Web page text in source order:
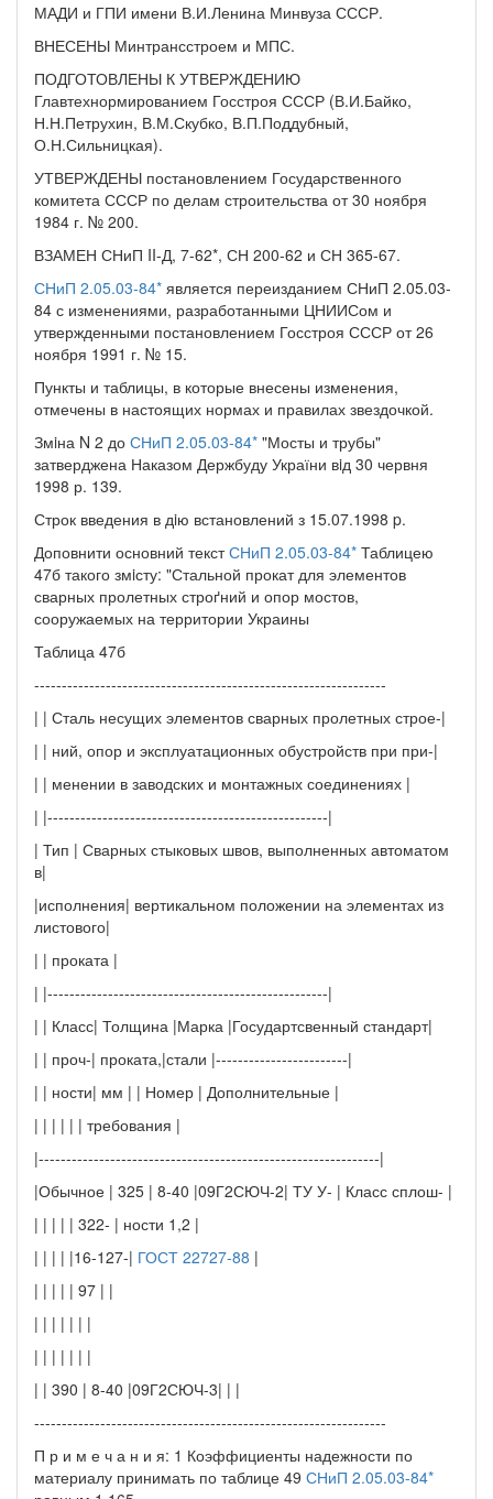
МАДИ и ГПИ имени В.И.Ленина Минвуза СССР.
ВНЕСЕНЫ Минтрансстроем и МПС.
ПОДГОТОВЛЕНЫ К УТВЕРЖДЕНИЮ
Главтехнормированием Госстроя СССР (В.И.Байко,
Н.Н.Петрухин, В.М.Скубко, В.П.Поддубный,
О.Н.Сильницкая).
УТВЕРЖДЕНЫ постановлением Государственного
комитета СССР по делам строительства от 30 ноября
1984 г. № 200.
ВЗАМЕН СНиП II-Д, 7-62*, СН 200-62 и СН 365-67.
СНиП 2.05.03-84* является переизданием СНиП 2.05.03-
84 с изменениями, разработанными ЦНИИСом и
утвержденными постановлением Госстроя СССР от 26
ноября 1991 г. № 15.
Пункты и таблицы, в которые внесены изменения,
отмечены в настоящих нормах и правилах звездочкой.
Змiна N 2 до СНиП 2.05.03-84* "Мосты и трубы"
затверджена Наказом Держбуду України вiд 30 червня
1998 р. 139.
Строк введения в дiю встановлений з 15.07.1998 p.
Доповнити основний текстСНиП 2.05.03-84* Таблицею
47б такого змiсту: "Стальной прокат для элементов
сварных пролетных строґний и опор мостов,
сооружаемых на территории Украины
Таблица 47б
----------------------------------------------------------------
| | Сталь несущих элементов сварных пролетных строе-|
| | ний, опор и эксплуатационных обустройств при при-|
| | менении в заводских и монтажных соединениях |
| |---------------------------------------------------|
| Тип | Сварных стыковых швов, выполненных автоматом
в|
|исполнения| вертикальном положении на элементах из
листового|
| | проката |
| |---------------------------------------------------|
| | Класс| Толщина |Марка |Государтсвенный стандарт|
| | проч-| проката,|стали |------------------------|
| | ности| мм | | Номер | Дополнительные |
| | | | | | требования |
|--------------------------------------------------------------|
|Обычное | 325 | 8-40 |09Г2СЮЧ-2| ТУ У- | Класс сплош- |
| | | | | 322- | ности 1,2 |
| | | | |16-127-| ГОСТ 22727-88 |
| | | | | 97 | |
| | | | | | |
| | | | | | |
| | 390 | 8-40 |09Г2СЮЧ-3| | |
----------------------------------------------------------------
П р и м е ч а н и я: 1 Коэффициенты надежности по
материалу принимать по таблице 49 СНиП 2.05.03-84*